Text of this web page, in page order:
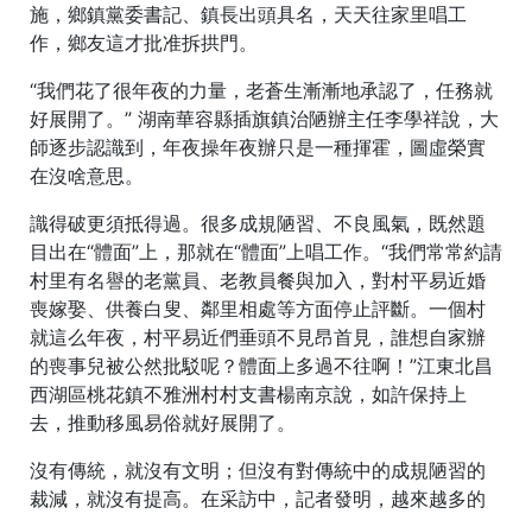
施，鄉鎮黨委書記、鎮長出頭具名，天天往家里唱工
作，鄉友這才批准拆拱門。
“我們花了很年夜的力量，老蒼生漸漸地承認了，任務就
好展開了。” 湖南華容縣插旗鎮治陋辦主任李學祥說，大
師逐步認識到，年夜操年夜辦只是一種揮霍，圖虛榮實
在沒啥意思。
識得破更須抵得過。很多成規陋習、不良風氣，既然題
目出在“體面”上，那就在“體面”上唱工作。“我們常常約請
村里有名譽的老黨員、老教員餐與加入，對村平易近婚
喪嫁娶、供養白叟、鄰里相處等方面停止評斷。一個村
就這么年夜，村平易近們垂頭不見昂首見，誰想自家辦
的喪事兒被公然批駁呢？體面上多過不往啊！”江東北昌
西湖區桃花鎮不雅洲村村支書楊南京說，如許保持上
去，推動移風易俗就好展開了。
沒有傳統，就沒有文明；但沒有對傳統中的成規陋習的
裁減，就沒有提高。在采訪中，記者發明，越來越多的